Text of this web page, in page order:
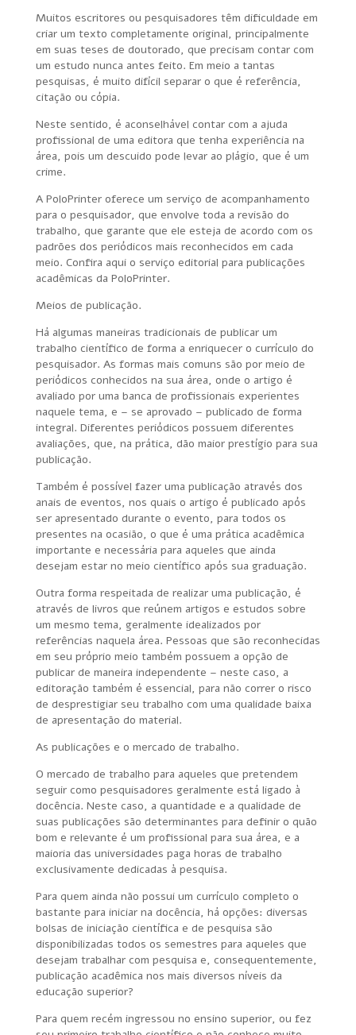
Muitos escritores ou pesquisadores têm dificuldade em
criar um texto completamente original, principalmente
em suas teses de doutorado, que precisam contar com
um estudo nunca antes feito. Em meio a tantas
pesquisas, é muito difícil separar o que é referência,
citação ou cópia.
Neste sentido, é aconselhável contar com a ajuda
profissional de uma editora que tenha experiência na
área, pois um descuido pode levar ao plágio, que é um
crime.
A PoloPrinter oferece um serviço de acompanhamento
para o pesquisador, que envolve toda a revisão do
trabalho, que garante que ele esteja de acordo com os
padrões dos periódicos mais reconhecidos em cada
meio. Confira aqui o serviço editorial para publicações
acadêmicas da PoloPrinter.
Meios de publicação.
Há algumas maneiras tradicionais de publicar um
trabalho científico de forma a enriquecer o currículo do
pesquisador. As formas mais comuns são por meio de
periódicos conhecidos na sua área, onde o artigo é
avaliado por uma banca de profissionais experientes
naquele tema, e – se aprovado – publicado de forma
integral. Diferentes periódicos possuem diferentes
avaliações, que, na prática, dão maior prestígio para sua
publicação.
Também é possível fazer uma publicação através dos
anais de eventos, nos quais o artigo é publicado após
ser apresentado durante o evento, para todos os
presentes na ocasião, o que é uma prática acadêmica
importante e necessária para aqueles que ainda
desejam estar no meio científico após sua graduação.
Outra forma respeitada de realizar uma publicação, é
através de livros que reúnem artigos e estudos sobre
um mesmo tema, geralmente idealizados por
referências naquela área. Pessoas que são reconhecidas
em seu próprio meio também possuem a opção de
publicar de maneira independente – neste caso, a
editoração também é essencial, para não correr o risco
de desprestigiar seu trabalho com uma qualidade baixa
de apresentação do material.
As publicações e o mercado de trabalho.
O mercado de trabalho para aqueles que pretendem
seguir como pesquisadores geralmente está ligado à
docência. Neste caso, a quantidade e a qualidade de
suas publicações são determinantes para definir o quão
bom e relevante é um profissional para sua área, e a
maioria das universidades paga horas de trabalho
exclusivamente dedicadas à pesquisa.
Para quem ainda não possui um currículo completo o
bastante para iniciar na docência, há opções: diversas
bolsas de iniciação científica e de pesquisa são
disponibilizadas todos os semestres para aqueles que
desejam trabalhar com pesquisa e, consequentemente,
publicação acadêmica nos mais diversos níveis da
educação superior?
Para quem recém ingressou no ensino superior, ou fez